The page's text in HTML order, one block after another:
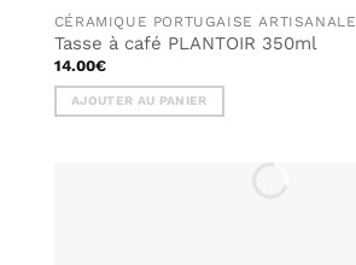
CÉRAMIQUE PORTUGAISE ARTISANALE
Tasse à café PLANTOIR 350ml
14.00€
AJOUTER AU PANIER